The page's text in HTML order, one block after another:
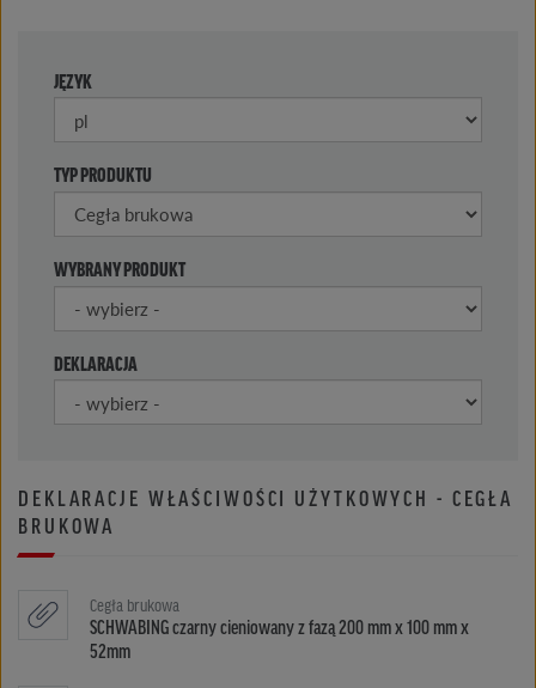
JĘZYK
TYP PRODUKTU
WYBRANY PRODUKT
DEKLARACJA
DEKLARACJE WŁAŚCIWOŚCI UŻYTKOWYCH - CEGŁA
BRUKOWA
Cegła brukowa
SCHWABING czarny cieniowany z fazą 200 mm x 100 mm x
52mm